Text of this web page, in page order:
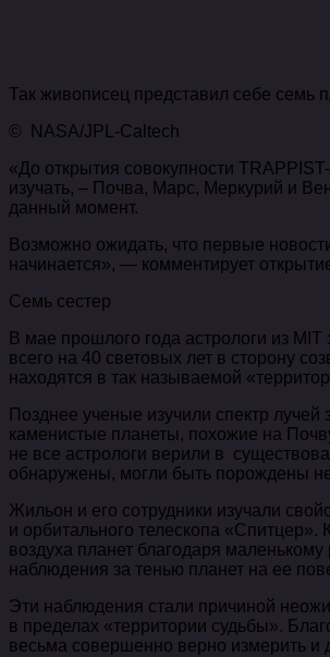
Так живописец представил себе семь
© NASA/JPL-Caltech
«До открытия совокупности
изучать, – Почва, Марс, Меркурий и
данный момент.
Возможно ожидать, что первые
начинается», — комментирует
Семь сестер
В мае прошлого года астрологи из
всего на 40 световых лет в сторону
находятся в так называемой
Позднее ученые изучили спектр
каменистые планеты, похожие на
не все астрологи верили в
обнаружены, могли быть порождены
Жильон и его сотрудники изучали
и орбитального телескопа
воздуха планет благодаря
наблюдения за тенью планет на ее
Эти наблюдения стали причиной
в пределах «территории судьбы».
весьма совершенно верно измерить и